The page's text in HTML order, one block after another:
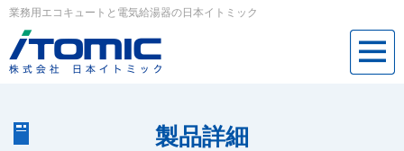
業務用エコキュートと電気給湯器の日本イトミック
製品詳細